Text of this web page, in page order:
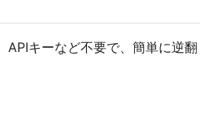
APIキーなど不要で、簡単に逆翻